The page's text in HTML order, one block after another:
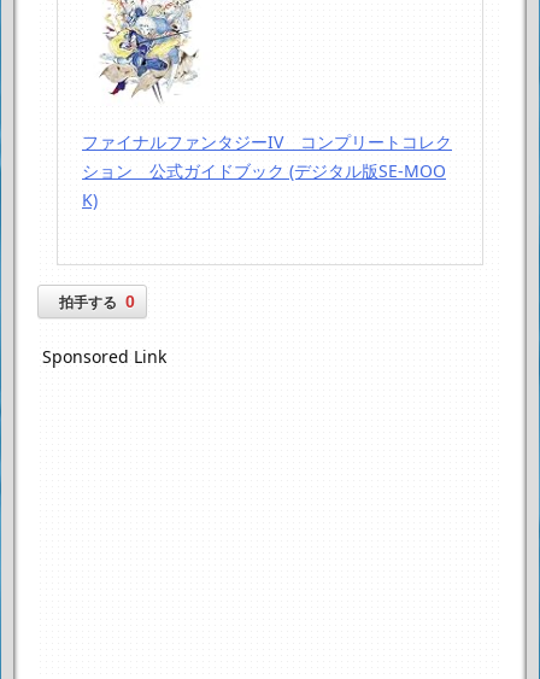
ファイナルファンタジーIV コンプリートコレク
ション 公式ガイドブック (デジタル版SE-MOO
K)
拍手する 0
Sponsored Link